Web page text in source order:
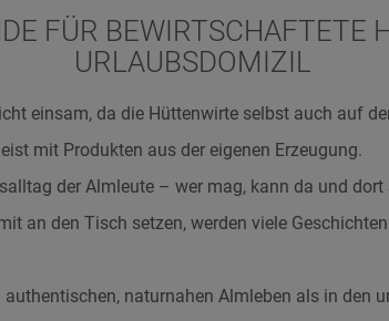
FÜR BEWIRTSCHAFTETE
URLAUBSDOMIZIL
einsam, da die Hüttenwirte selbst auch auf
mit Produkten aus der eigenen Erzeugung.
der Almleute – wer mag, kann da und
an den Tisch setzen, werden viele
naturnahen Almleben als in den